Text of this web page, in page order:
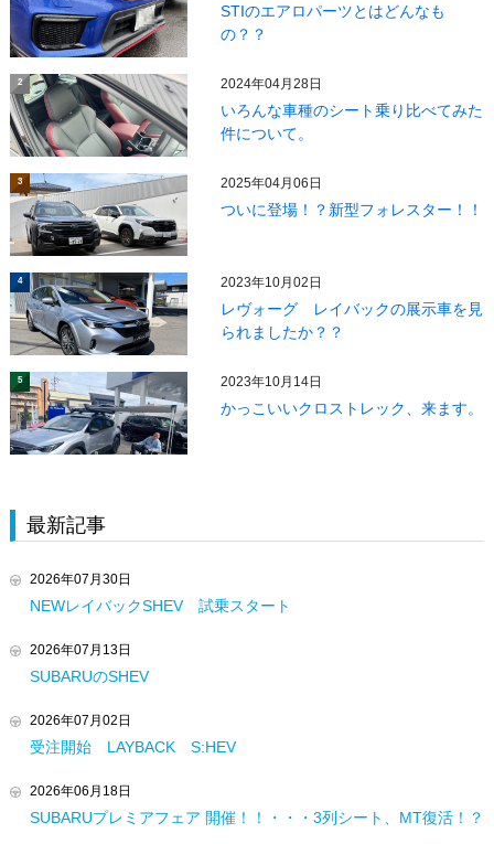
STIのエアロパーツとはどんなも
の？？
2 2024年04月28日
いろんな車種のシート乗り比べてみた
件について。
3 2025年04月06日
ついに登場！？新型フォレスター！！
4 2023年10月02日
レヴォーグ レイバックの展示車を見
られましたか？？
5 2023年10月14日
かっこいいクロストレック、来ます。
最新記事
2026年07月30日
NEWレイバックSHEV 試乗スタート
2026年07月13日
SUBARUのSHEV
2026年07月02日
受注開始 LAYBACK S:HEV
2026年06月18日
SUBARUプレミアフェア 開催！！・・・3列シート、MT復活！？